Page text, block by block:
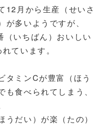
12月から生産（せいさ
多いようですが、
（いちばん）おいしい
ています。
タミンCが豊富（ほう
食べられてしまう、
だい）が楽（たの）